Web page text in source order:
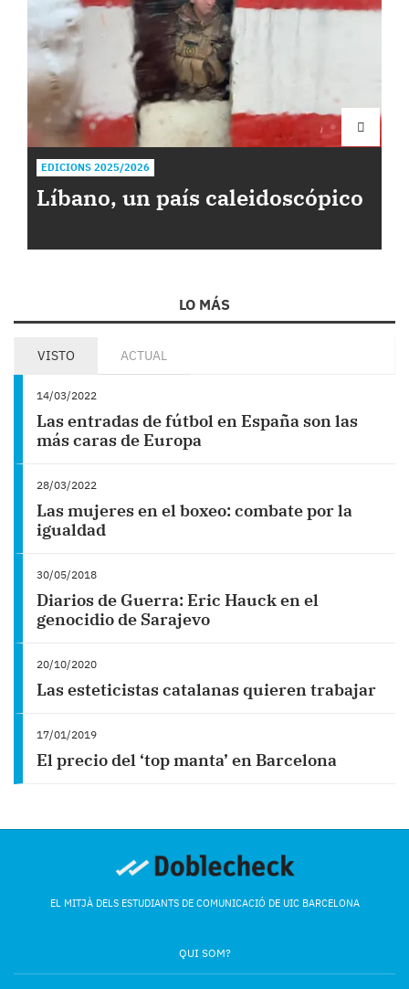
EDICIONS 2025/2026
Líbano, un país caleidoscópico
LO MÁS
VISTO ACTUAL
14/03/2022
Las entradas de fútbol en España son las
más caras de Europa
28/03/2022
Las mujeres en el boxeo: combate por la
igualdad
30/05/2018
Diarios de Guerra: Eric Hauck en el
genocidio de Sarajevo
20/10/2020
Las esteticistas catalanas quieren trabajar
17/01/2019
El precio del ‘top manta’ en Barcelona
EL MITJÀ DELS ESTUDIANTS DE COMUNICACIÓ DE UIC BARCELONA
QUI SOM?